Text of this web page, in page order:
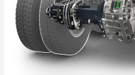
pesados